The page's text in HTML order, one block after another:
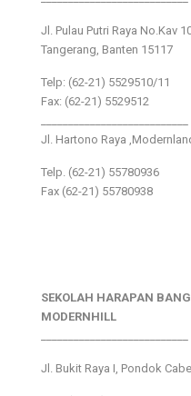
Jl. Pulau Putri Raya No.Kav
Tangerang, Banten 15117
Telp: (62-21) 5529510/11
Fax: (62-21) 5529512
Jl. Hartono Raya
Telp. (62-21) 55780936
Fax (62-21) 55780938
SEKOLAH HARAPAN
MODERNHILL
Jl. Bukit Raya I, Pondok